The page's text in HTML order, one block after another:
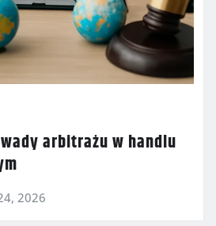
arbitrażu w handlu
2026